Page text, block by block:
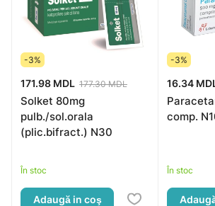
-3%
171.98 MDL 177.30 MDL
Solket 80mg
pulb./sol.orala
(plic.bifract.) N30
În stoc
Adaugă in coş
-3%
16.34
comp.
În stoc